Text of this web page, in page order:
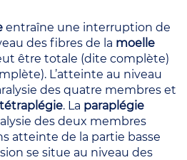
entraîne une interruption de
des fibres de la moelle
être totale (dite complète)
L’atteinte au niveau
des quatre membres et
tétraplégie. La paraplégie
des deux membres
atteinte de la partie basse
se situe au niveau des